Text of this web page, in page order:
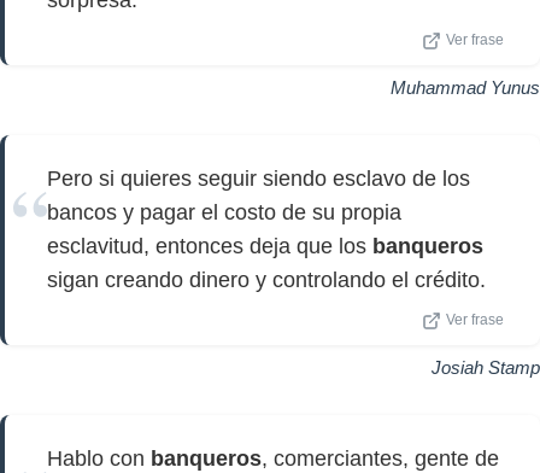
Ver frase
Muhammad Yunus
Pero si quieres seguir siendo esclavo de los
bancos y pagar el costo de su propia
esclavitud, entonces deja que los banqueros
sigan creando dinero y controlando el crédito.
Ver frase
Josiah Stamp
Hablo con banqueros, comerciantes, gente de